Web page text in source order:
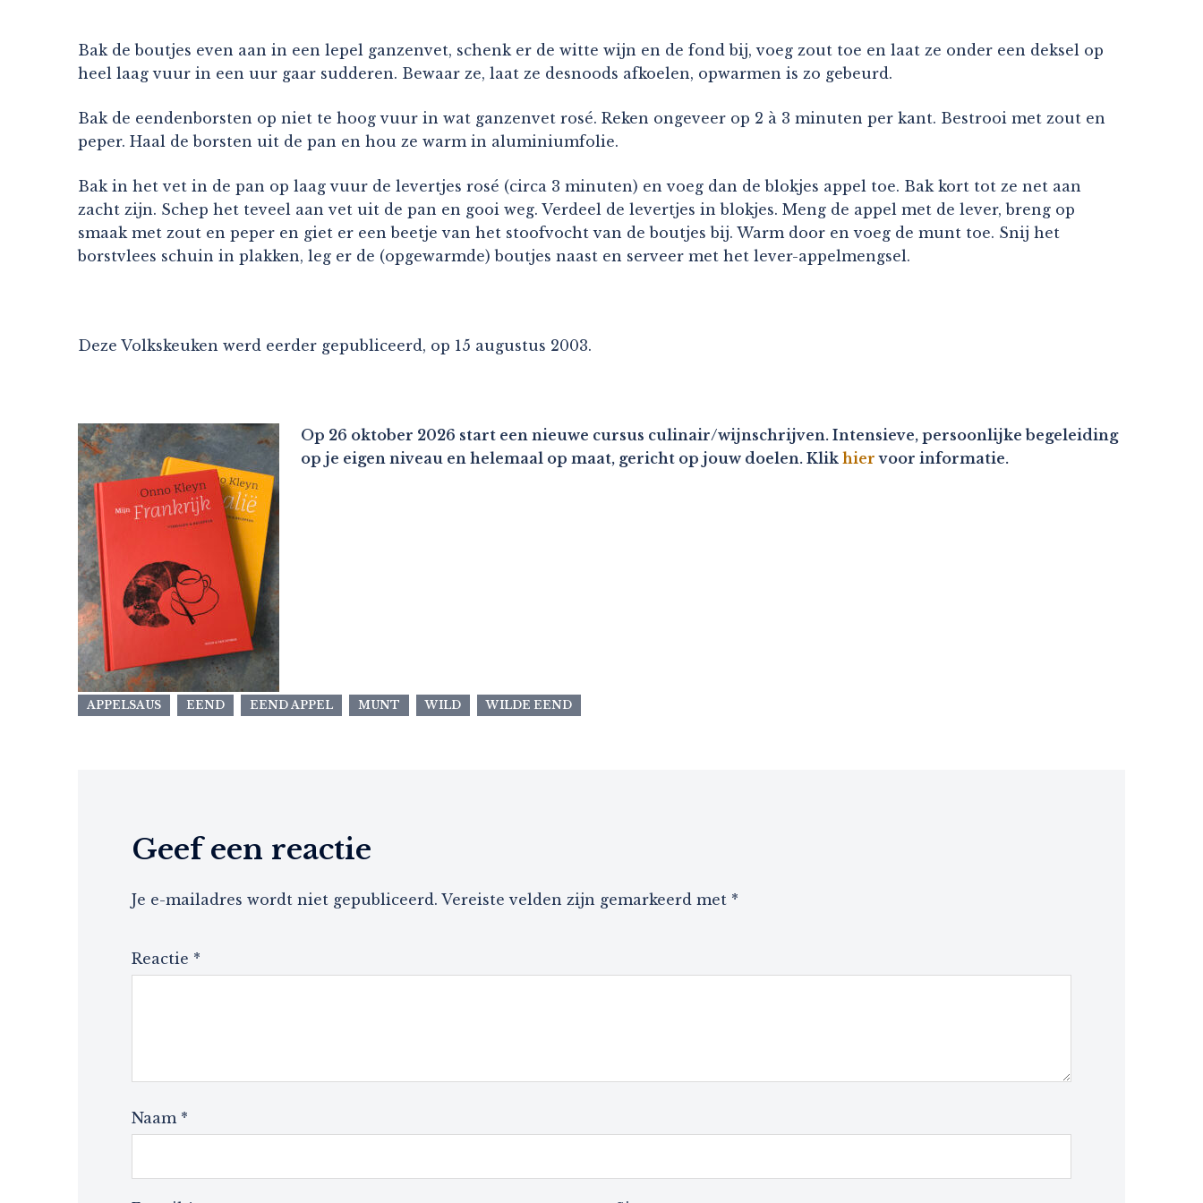
Bak de boutjes even aan in een lepel ganzenvet, schenk er de witte wijn en de fond bij, voeg zout toe en laat ze onder een deksel op
heel laag vuur in een uur gaar sudderen. Bewaar ze, laat ze desnoods afkoelen, opwarmen is zo gebeurd.
Bak de eendenborsten op niet te hoog vuur in wat ganzenvet rosé. Reken ongeveer op 2 à 3 minuten per kant. Bestrooi met zout en
peper. Haal de borsten uit de pan en hou ze warm in aluminiumfolie.
Bak in het vet in de pan op laag vuur de levertjes rosé (circa 3 minuten) en voeg dan de blokjes appel toe. Bak kort tot ze net aan
zacht zijn. Schep het teveel aan vet uit de pan en gooi weg. Verdeel de levertjes in blokjes. Meng de appel met de lever, breng op
smaak met zout en peper en giet er een beetje van het stoofvocht van de boutjes bij. Warm door en voeg de munt toe. Snij het
borstvlees schuin in plakken, leg er de (opgewarmde) boutjes naast en serveer met het lever-appelmengsel.
Deze Volkskeuken werd eerder gepubliceerd, op 15 augustus 2003.
Op 26 oktober 2026 start een nieuwe cursus culinair/wijnschrijven. Intensieve, persoonlijke begeleiding
op je eigen niveau en helemaal op maat, gericht op jouw doelen. Klik hier voor informatie.
APPELSAUS EEND EEND APPEL MUNT WILD WILDE EEND
Geef een reactie
Je e-mailadres wordt niet gepubliceerd. Vereiste velden zijn gemarkeerd met *
Reactie *
Naam *